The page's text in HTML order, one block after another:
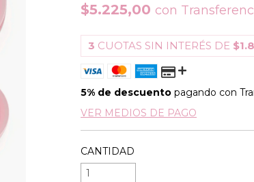
$5.225,00 con
3 CUOTAS SIN INTERÉS DE
5% de descuento pagando con
VER MEDIOS DE PAGO
CANTIDAD